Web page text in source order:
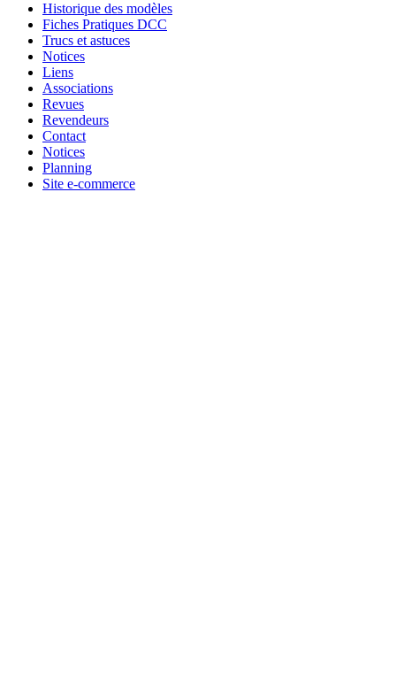
Historique des modèles
Fiches Pratiques DCC
Trucs et astuces
Notices
Liens
Associations
Revues
Revendeurs
Contact
Notices
Planning
Site e-commerce